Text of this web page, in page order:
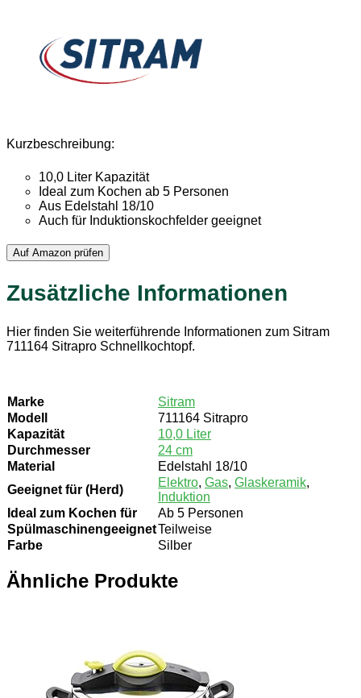
Kurzbeschreibung:
10,0 Liter Kapazität
Ideal zum Kochen ab 5 Personen
Aus Edelstahl 18/10
Auch für Induktionskochfelder geeignet
Auf Amazon prüfen
Zusätzliche Informationen
Hier finden Sie weiterführende Informationen zum Sitram
711164 Sitrapro Schnellkochtopf.
Marke
Sitram
Modell
711164 Sitrapro
Kapazität
10,0 Liter
Durchmesser
24 cm
Material
Edelstahl 18/10
Geeignet für (Herd)
Elektro, Gas, Glaskeramik,
Induktion
Ideal zum Kochen für
Ab 5 Personen
SpülmaschinengeeignetTeilweise
Farbe
Silber
Ähnliche Produkte